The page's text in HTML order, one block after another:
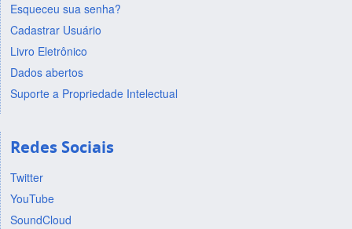
Esqueceu sua senha?
Cadastrar Usuário
Livro Eletrônico
Dados abertos
Suporte a Propriedade Intelectual
Redes Sociais
Twitter
YouTube
SoundCloud